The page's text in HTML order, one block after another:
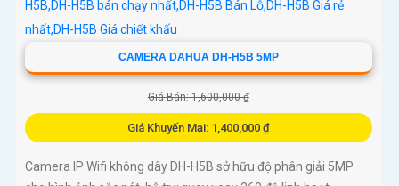
CAMERA DAHUA DH-H5B 5MP
Giá Bán: 1,600,000 ₫
Giá Khuyến Mại: 1,400,000 ₫
Camera IP Wifi không dây DH-H5B sở hữu độ phân giải 5MP